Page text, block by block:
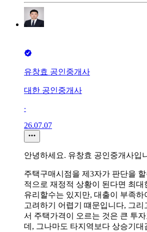
유창효 공인중개사
대한 공인중개사
∙
26.07.07
안녕하세요. 유창효 공인중개사입
주택구매시점을 제3자가 판단을
적으로 재정적 상황이 된다면 최대
유리할수는 있지만, 대출이 부족하
고려하기 어렵기 떄문입니다, 그리
서 주택가격이 오르는 것은 큰 투
데, 그나마도 타지역보다 상승기대